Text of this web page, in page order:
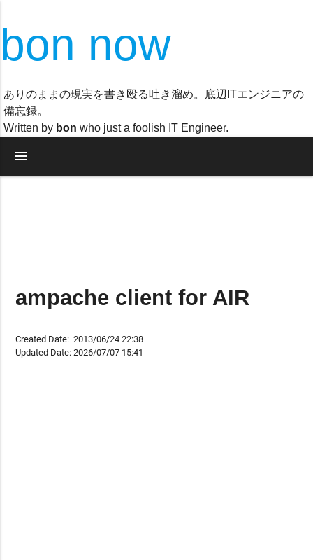
bon now
ありのままの現実を書き殴る吐き溜め。底辺ITエンジニアの
備忘録。
Written by bon who just a foolish IT Engineer.
menu
ampache client for AIR
Created Date: 2013/06/24 22:38
Updated Date: 2026/07/07 15:41